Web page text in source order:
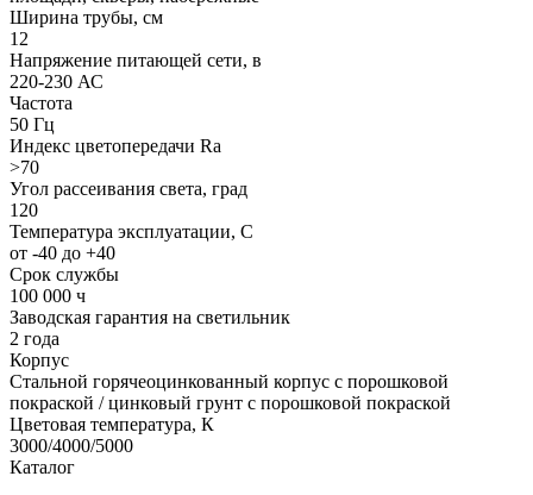
Ширина трубы, см
12
Напряжение питающей сети, в
220-230 АС
Частота
50 Гц
Индекс цветопередачи Ra
>70
Угол рассеивания света, град
120
Температура эксплуатации, C
от -40 до +40
Срок службы
100 000 ч
Заводская гарантия на светильник
2 года
Корпус
Стальной горячеоцинкованный корпус с порошковой
покраской / цинковый грунт с порошковой покраской
Цветовая температура, К
3000/4000/5000
Каталог